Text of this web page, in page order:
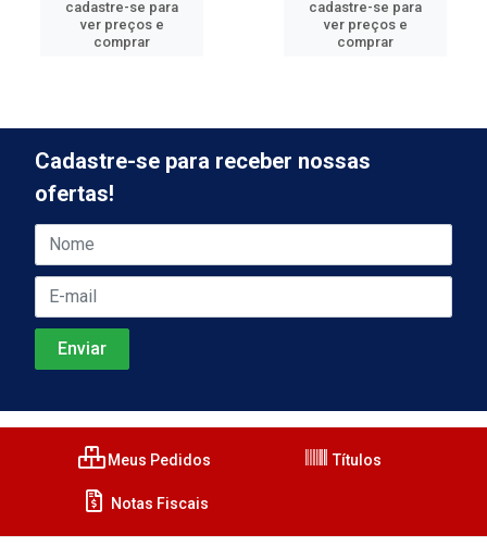
cadastre-se para
ver preços e
comprar
cadastre-se para
ver preços e
comprar
Cadastre-se para receber nossas
ofertas!
Meus Pedidos Títulos
Notas Fiscais